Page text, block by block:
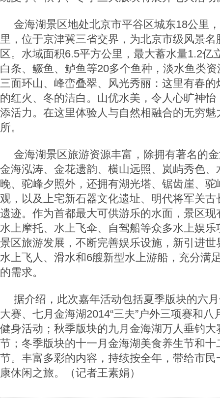
金海湖景区地处北京市平谷区城东18公里
里，位于京津冀三省交界，为北京市级风景
区。水域面积6.5平方公里，最大蓄水量1.2亿
白条、鳜鱼、鲈鱼等20多个鱼种，淡水鱼类
三面环山、峰峦叠翠、风光秀丽：这里有春
的红火、冬的洁白。山优水美，令人心旷神
添活力。在这里体验人与自然相融合的无穷
所。
金海湖景区旅游资源丰富，除拥有著名的
金海泓涛、金花遗韵、横山远照、岚屿秀色
晚、驼峰夕照外，还拥有湖光塔、锯齿崖、
观，以及上宅新石器文化遗址、明代将军关
遗迹。作为首都最大可供游乐的水面，景区
水上摩托、水上飞伞、自驾船等众多水上娱
景区旅游发展，不断完善娱乐设施，新引进
水上飞人、滑水和6艘新型水上游船，充分满
的需求。
据介绍，此次嘉年活动包括夏季版块的六月
大赛、七月金海湖2014“三夫”户外三项赛和八
健身活动；秋季版块的九月金海湖万人垂钓
节；冬季版块的十一月金海湖美食养生节和
节。丰富多彩的内容，持续按全年，带给市
康休闲之旅。（记者王素娟）